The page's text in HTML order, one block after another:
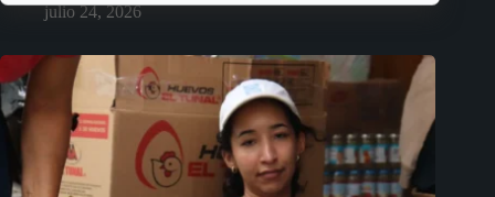
julio 24, 2026